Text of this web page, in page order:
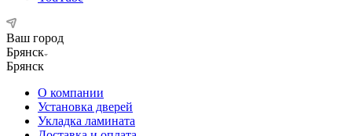
Ваш город
Брянск
Брянск
О компании
Установка дверей
Укладка ламината